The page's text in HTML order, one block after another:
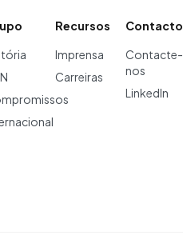
Recursos
Imprensa
Carreiras
Contacto
Contacte-
nos
LinkedIn